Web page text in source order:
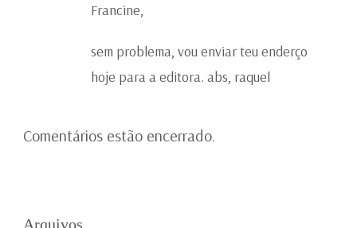
Francine,
sem problema, vou enviar teu enderço
hoje para a editora. abs, raquel
Comentários estão encerrado.
Arquivos